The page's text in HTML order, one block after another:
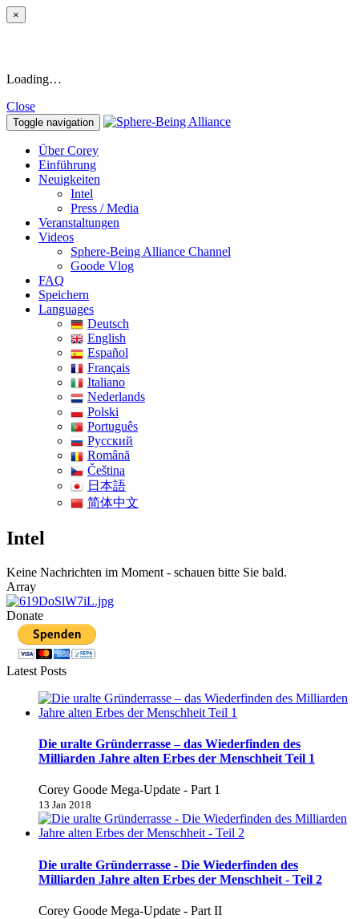
×
Loading…
Close
Toggle navigation
Über Corey
Einführung
Neuigkeiten
Intel
Press / Media
Veranstaltungen
Videos
Sphere-Being Alliance Channel
Goode Vlog
FAQ
Speichern
Languages
Deutsch
English
Español
Français
Italiano
Nederlands
Polski
Português
Pусский
Română
Čeština
日本語
简体中文
Intel
Keine Nachrichten im Moment - schauen bitte Sie bald.
Array
Donate
Latest Posts
Die uralte Gründerrasse – das Wiederfinden des
Milliarden Jahre alten Erbes der Menschheit Teil 1
Corey Goode Mega-Update - Part 1
13 Jan 2018
Die uralte Gründerrasse - Die Wiederfinden des
Milliarden Jahre alten Erbes der Menschheit - Teil 2
Corey Goode Mega-Update - Part II